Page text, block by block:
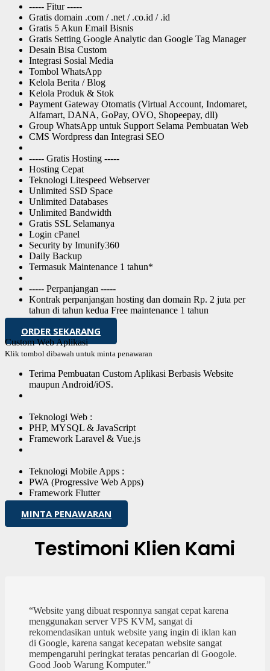
----- Fitur -----
Gratis domain .com / .net / .co.id / .id
Gratis 5 Akun Email Bisnis
Gratis Setting Google Analytic dan Google Tag Manager
Desain Bisa Custom
Integrasi Sosial Media
Tombol WhatsApp
Kelola Berita / Blog
Kelola Produk & Stok
Payment Gateway Otomatis (Virtual Account, Indomaret,
Alfamart, DANA, GoPay, OVO, Shopeepay, dll)
Group WhatsApp untuk Support Selama Pembuatan Web
CMS Wordpress dan Integrasi SEO
----- Gratis Hosting -----
Hosting Cepat
Teknologi Litespeed Webserver
Unlimited SSD Space
Unlimited Databases
Unlimited Bandwidth
Gratis SSL Selamanya
Login cPanel
Security by Imunify360
Daily Backup
Termasuk Maintenance 1 tahun*
----- Perpanjangan -----
Kontrak perpanjangan hosting dan domain Rp. 2 juta per
tahun di tahun kedua Free maintenance 1 tahun
ORDER SEKARANG
Custom Web Aplikasi
Klik tombol dibawah untuk minta penawaran
Terima Pembuatan Custom Aplikasi Berbasis Website
maupun Android/iOS.
Teknologi Web :
PHP, MYSQL & JavaScript
Framework Laravel & Vue.js
Teknologi Mobile Apps :
PWA (Progressive Web Apps)
Framework Flutter
MINTA PENAWARAN
Testimoni Klien Kami
“Website yang dibuat responnya sangat cepat karena
menggunakan server VPS KVM, sangat di
rekomendasikan untuk website yang ingin di iklan kan
di Google, karena sangat kecepatan website sangat
mempengaruhi peringkat teratas pencarian di Googole.
Good Joob Warung Komputer.”